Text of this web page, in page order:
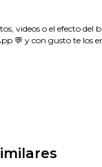
videos o el efecto del
💬 y con gusto te los